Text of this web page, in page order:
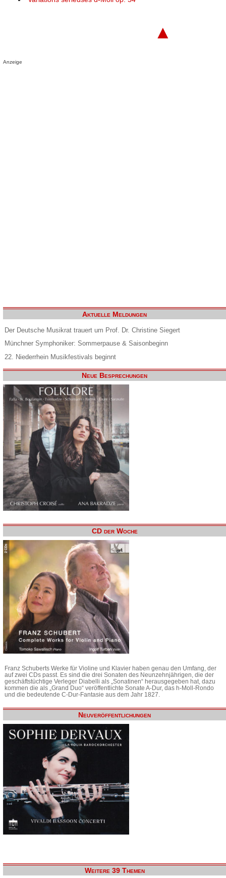
▲
Anzeige
Aktuelle Meldungen
Der Deutsche Musikrat trauert um Prof. Dr. Christine Siegert
Münchner Symphoniker: Sommerpause & Saisonbeginn
22. Niederrhein Musikfestivals beginnt
Neue Besprechungen
CD der Woche
Franz Schuberts Werke für Violine und Klavier haben genau den Umfang, der
auf zwei CDs passt. Es sind die drei Sonaten des Neunzehnjährigen, die der
geschäftstüchtige Verleger Diabelli als „Sonatinen“ herausgegeben hat, dazu
kommen die als „Grand Duo“ veröffentlichte Sonate A-Dur, das h-Moll-Rondo
und die bedeutende C-Dur-Fantasie aus dem Jahr 1827.
Neuveröffentlichungen
Weitere 39 Themen